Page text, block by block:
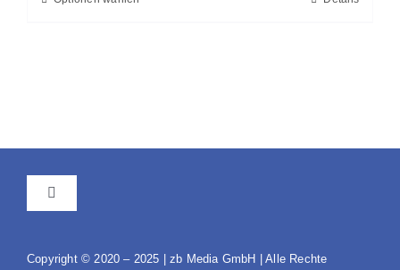
Toggle
Copyright © 2020 – 2025 | zb Media GmbH | Alle Rechte